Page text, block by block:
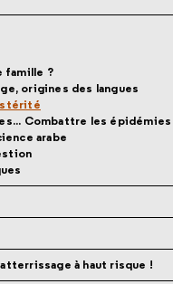
famille ?
origines des langues
Combattre les épidémies
arabe
à haut risque !